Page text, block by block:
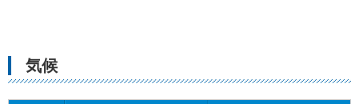
気候